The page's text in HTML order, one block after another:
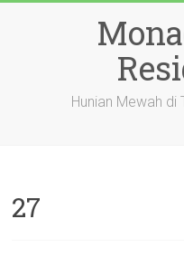
Hunian Mewah di
27